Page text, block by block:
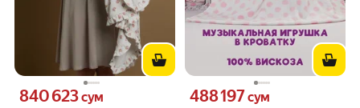
Цена 840623 сум вместо
840 623сум Цена 488197 сум вместо
488 197сум